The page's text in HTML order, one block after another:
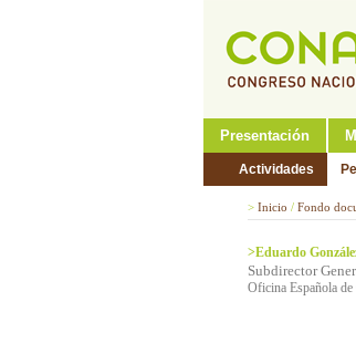
Presentación
Actividades
> Inicio / Fondo
>Eduardo
Subdirector
Oficina Española